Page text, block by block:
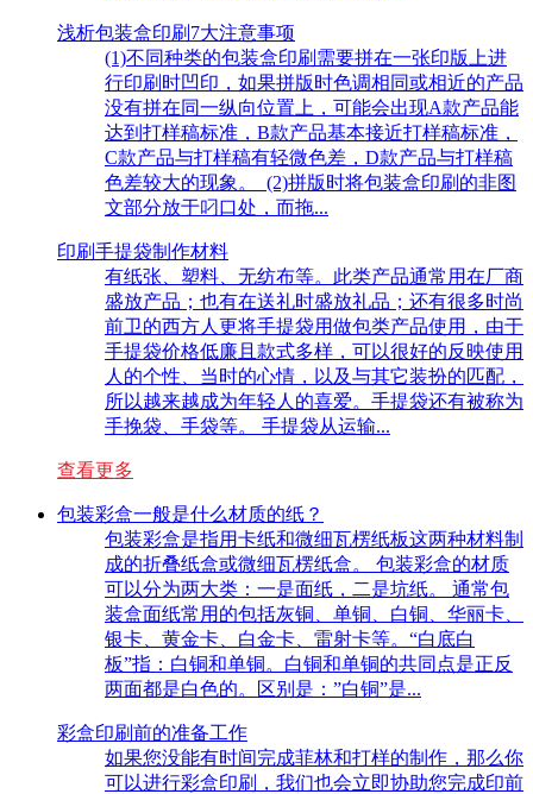
浅析包装盒印刷7大注意事项
(1)不同种类的包装盒印刷需要拼在一张印版上进
行印刷时凹印，如果拼版时色调相同或相近的产品
没有拼在同一纵向位置上，可能会出现A款产品能
达到打样稿标准，B款产品基本接近打样稿标准，
C款产品与打样稿有轻微色差，D款产品与打样稿
色差较大的现象。 (2)拼版时将包装盒印刷的非图
文部分放于叼口处，而拖...
印刷手提袋制作材料
有纸张、塑料、无纺布等。此类产品通常用在厂商
盛放产品；也有在送礼时盛放礼品；还有很多时尚
前卫的西方人更将手提袋用做包类产品使用，由于
手提袋价格低廉且款式多样，可以很好的反映使用
人的个性、当时的心情，以及与其它装扮的匹配，
所以越来越成为年轻人的喜爱。手提袋还有被称为
手挽袋、手袋等。 手提袋从运输...
查看更多
包装彩盒一般是什么材质的纸？
包装彩盒是指用卡纸和微细瓦楞纸板这两种材料制
成的折叠纸盒或微细瓦楞纸盒。 包装彩盒的材质
可以分为两大类：一是面纸，二是坑纸。 通常包
装盒面纸常用的包括灰铜、单铜、白铜、华丽卡、
银卡、黄金卡、白金卡、雷射卡等。“白底白
板”指：白铜和单铜。白铜和单铜的共同点是正反
两面都是白色的。区别是：”白铜”是...
彩盒印刷前的准备工作
如果您没能有时间完成菲林和打样的制作，那么你
可以进行彩盒印刷，我们也会立即协助您完成印前